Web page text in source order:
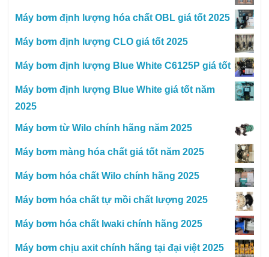
Máy bơm định lượng hóa chất OBL giá tốt 2025
Máy bơm định lượng CLO giá tốt 2025
Máy bơm định lượng Blue White C6125P giá tốt
Máy bơm định lượng Blue White giá tốt năm
2025
Máy bơm từ Wilo chính hãng năm 2025
Máy bơm màng hóa chất giá tốt năm 2025
Máy bơm hóa chất Wilo chính hãng 2025
Máy bơm hóa chất tự mồi chất lượng 2025
Máy bơm hóa chất Iwaki chính hãng 2025
Máy bơm chịu axit chính hãng tại đại việt 2025